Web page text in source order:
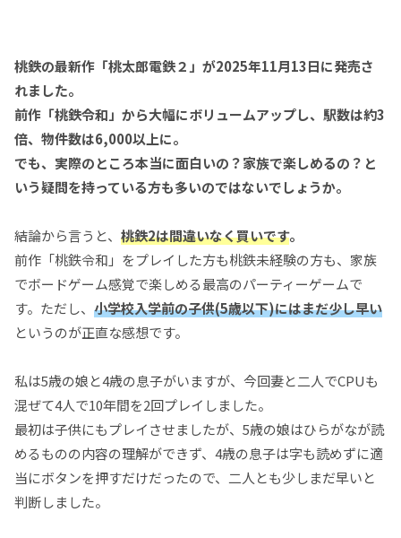
桃鉄の最新作「桃太郎電鉄２」が2025年11月13日に発売さ
れました。
前作「桃鉄令和」から大幅にボリュームアップし、駅数は約3
倍、物件数は6,000以上に。
でも、実際のところ本当に面白いの？家族で楽しめるの？と
いう疑問を持っている方も多いのではないでしょうか。
結論から言うと、 桃鉄2は間違いなく買いです。
前作「桃鉄令和」をプレイした方も桃鉄未経験の方も、家族
でボードゲーム感覚で楽しめる最高のパーティーゲームで
す。ただし、 小学校入学前の子供(5歳以下)にはまだ少し早い
というのが正直な感想です。
私は5歳の娘と4歳の息子がいますが、今回妻と二人でCPUも
混ぜて4人で10年間を2回プレイしました。
最初は子供にもプレイさせましたが、5歳の娘はひらがなが読
めるものの内容の理解ができず、4歳の息子は字も読めずに適
当にボタンを押すだけだったので、二人とも少しまだ早いと
判断しました。